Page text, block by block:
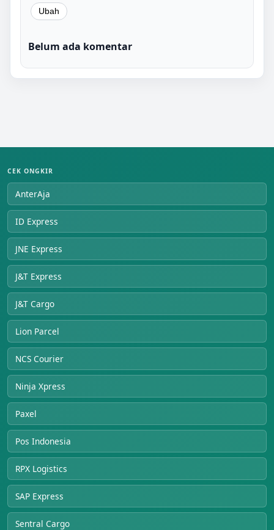
Belum ada komentar
CEK ONGKIR
AnterAja
ID Express
JNE Express
J&T Express
J&T Cargo
Lion Parcel
NCS Courier
Ninja Xpress
Paxel
Pos Indonesia
RPX Logistics
SAP Express
Sentral Cargo